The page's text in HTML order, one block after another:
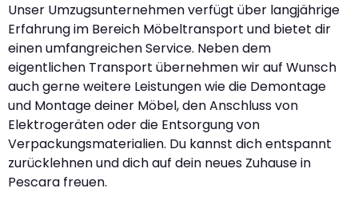
Unser Umzugsunternehmen verfügt über langjährige
Erfahrung im Bereich Möbeltransport und bietet dir
einen umfangreichen Service. Neben dem
eigentlichen Transport übernehmen wir auf Wunsch
auch gerne weitere Leistungen wie die Demontage
und Montage deiner Möbel, den Anschluss von
Elektrogeräten oder die Entsorgung von
Verpackungsmaterialien. Du kannst dich entspannt
zurücklehnen und dich auf dein neues Zuhause in
Pescara freuen.